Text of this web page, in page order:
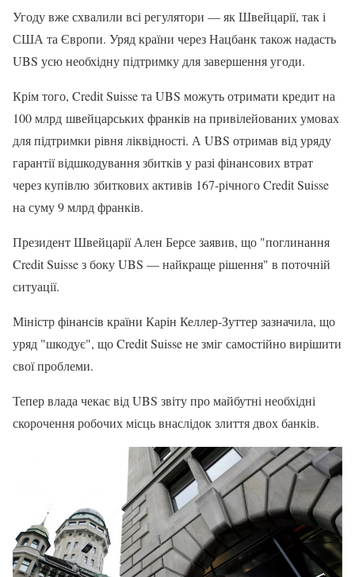
Угоду вже схвалили всі регулятори — як Швейцарії, так і
США та Європи. Уряд країни через Нацбанк також надасть
UBS усю необхідну підтримку для завершення угоди.
Крім того, Credit Suisse та UBS можуть отримати кредит на
100 млрд швейцарських франків на привілейованих умовах
для підтримки рівня ліквідності. А UBS отримав від уряду
гарантії відшкодування збитків у разі фінансових втрат
через купівлю збиткових активів 167-річного Credit Suisse
на суму 9 млрд франків.
Президент Швейцарії Ален Берсе заявив, що "поглинання
Credit Suisse з боку UBS — найкраще рішення" в поточній
ситуації.
Міністр фінансів країни Карін Келлер-Зуттер зазначила, що
уряд "шкодує", що Credit Suisse не зміг самостійно вирішити
свої проблеми.
Тепер влада чекає від UBS звіту про майбутні необхідні
скорочення робочих місць внаслідок злиття двох банків.